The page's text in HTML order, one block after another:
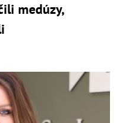
medúzy,